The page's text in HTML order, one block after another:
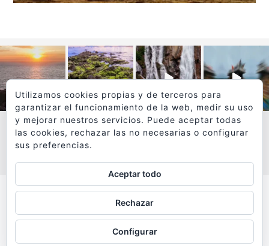
VER MÁS
Todos los textos y fotografías de
www.viajesyfotografia.comson propiedad de su autor
y están protegidos por © Copyright
Utilizamos cookies propias y de terceros para
garantizar el funcionamiento de la web, medir su uso
y mejorar nuestros servicios. Puede aceptar todas
las cookies, rechazar las no necesarias o configurar
sus preferencias.
Aceptar todo
Rechazar
Configurar